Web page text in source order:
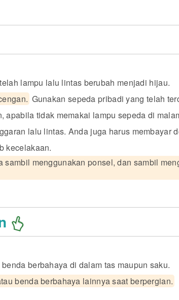
lampu lalu lintas berubah menjadi hijau.
Gunakan sepeda pribadi yang telah
apabila tidak memakai lampu sepeda di
lalu lintas. Anda juga harus membayar
kecelakaan.
sambil menggunakan ponsel, dan sambil
berbahaya di dalam tas maupun saku.
benda berbahaya lainnya saat berpergian.